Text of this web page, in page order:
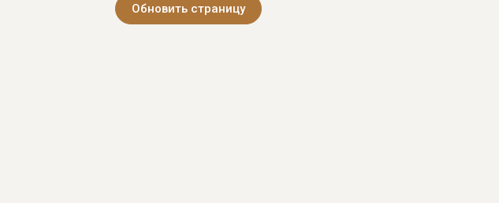
Обновить страницу